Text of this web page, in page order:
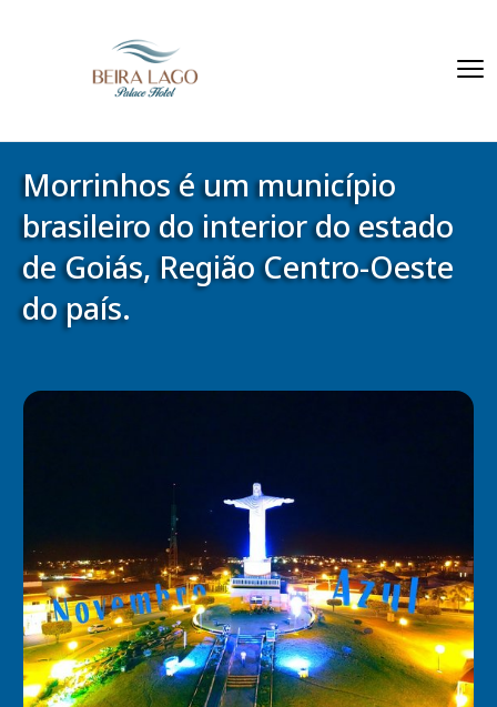
Morrinhos é um município
brasileiro do interior do estado
de Goiás, Região Centro-Oeste
do país.